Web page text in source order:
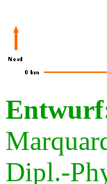
Dipl.-